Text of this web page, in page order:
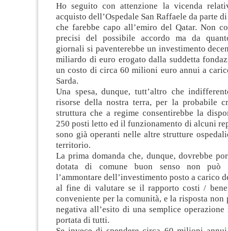
Ho seguito con attenzione la vicenda
acquisto dell’Ospedale San Raffaele da parte
che farebbe capo all’emiro del Qatar. Non
precisi del possibile accordo ma da
giornali si paventerebbe un investimento
miliardo di euro erogato dalla suddetta
un costo di circa 60 milioni euro annui a
Sarda.
Una spesa, dunque, tutt’altro che
risorse della nostra terra, per la probabile
struttura che a regime consentirebbe la
250 posti letto ed il funzionamento di alcuni
sono già operanti nelle altre strutture
territorio.
La prima domanda che, dunque, dovrebbe
dotata di comune buon senso non può
l’ammontare dell’investimento posto a carico
al fine di valutare se il rapporto costi /
conveniente per la comunità, e la risposta non
negativa all’esito di una semplice operazione
portata di tutti.